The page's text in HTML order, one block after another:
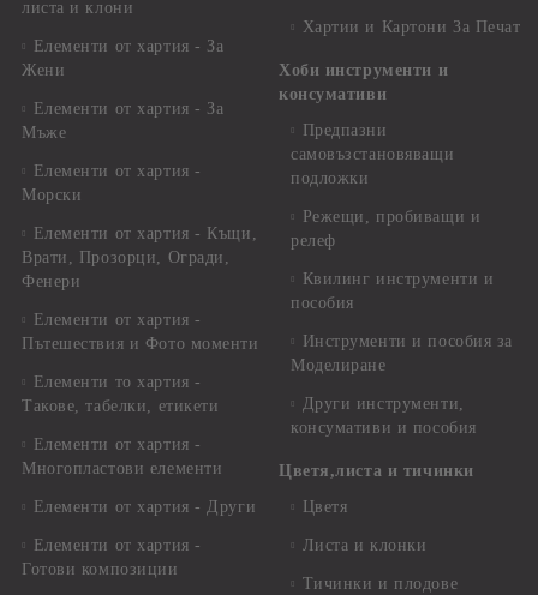
листа и клони
Елементи от хартия - За
Жени
Елементи от хартия - За
Мъже
Елементи от хартия -
Морски
Елементи от хартия - Къщи,
Врати, Прозорци, Огради,
Фенери
Елементи от хартия -
Пътешествия и Фото моменти
Елементи то хартия -
Такове, табелки, етикети
Елементи от хартия -
Многопластови елементи
Елементи от хартия - Други
Елементи от хартия -
Готови композиции
Хартии и Картони За Печат
Хоби инструменти и
консумативи
Предпазни
самовъзстановяващи
подложки
Режещи, пробиващи и
релеф
Квилинг инструменти и
пособия
Инструменти и пособия за
Моделиране
Други инструменти,
консумативи и пособия
Цветя,листа и тичинки
Цветя
Листа и клонки
Тичинки и плодове